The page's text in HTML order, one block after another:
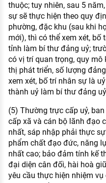
thuộc; tuy nhiên, sau 5
sự sẽ thực hiện theo quy
phường, đặc khu (sau khi
mới), thì có thể xem xét, bố
tỉnh làm bí thư đảng uỷ;
có vị trí quan trọng, quy
thị phát triển, số lượng
xem xét, bố trí nhân sự là
thành uỷ làm bí thư đảng
(5) Thường trực cấp uỷ,
cấp xã và cán bộ lãnh đạo
nhất, sáp nhập phải thực
phẩm chất đạo đức, năng
nhất cao; bảo đảm tính kế
đại diện cân đối, hài hoà
yêu cầu thực hiện nhiệm